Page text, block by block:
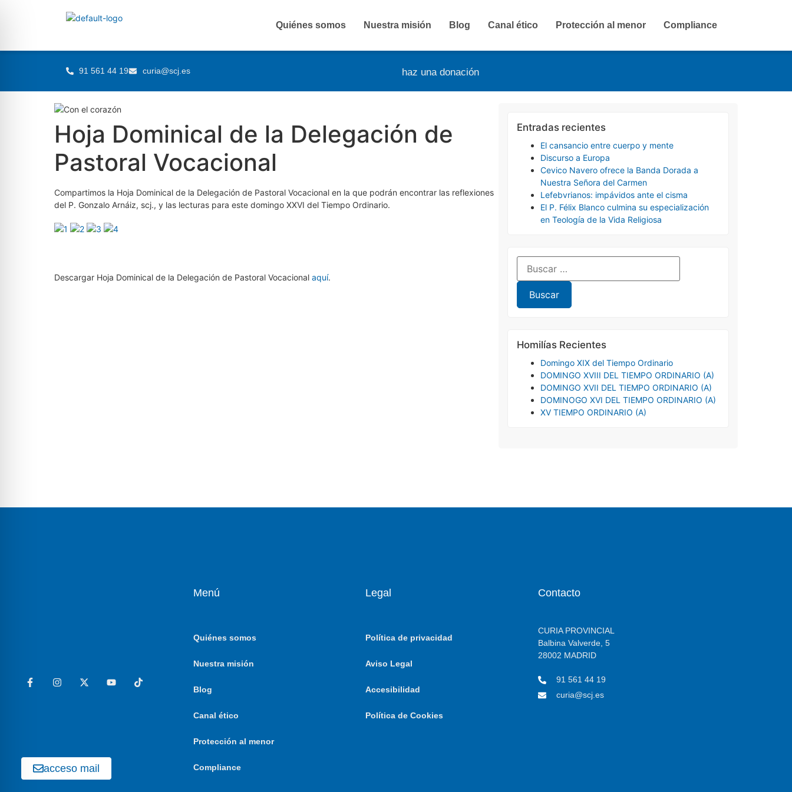
91 561 44 19 curia@scj.es haz una donación
Quiénes somos Nuestra misión Blog Canal ético Protección al menor Compliance
Hoja Dominical de la Delegación de
Pastoral Vocacional
Compartimos la Hoja Dominical de la Delegación de Pastoral Vocacional en la que podrán encontrar las reflexiones
del P. Gonzalo Arnáiz, scj., y las lecturas para este domingo XXVI del Tiempo Ordinario.
Descargar Hoja Dominical de la Delegación de Pastoral Vocacional aquí.
Entradas recientes
El cansancio entre cuerpo y mente
Discurso a Europa
Cevico Navero ofrece la Banda Dorada a
Nuestra Señora del Carmen
Lefebvrianos: impávidos ante el cisma
El P. Félix Blanco culmina su especialización
en Teología de la Vida Religiosa
Homilías Recientes
Domingo XIX del Tiempo Ordinario
DOMINGO XVIII DEL TIEMPO ORDINARIO (A)
DOMINGO XVII DEL TIEMPO ORDINARIO (A)
DOMINOGO XVI DEL TIEMPO ORDINARIO (A)
XV TIEMPO ORDINARIO (A)
acceso mail
Menú
Quiénes somos
Nuestra misión
Blog
Canal ético
Protección al menor
Compliance
Legal
Política de privacidad
Aviso Legal
Accesibilidad
Política de Cookies
Contacto
CURIA PROVINCIAL
Balbina Valverde, 5
28002 MADRID
91 561 44 19
curia@scj.es